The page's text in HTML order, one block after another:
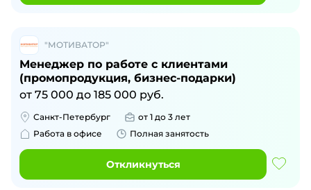
"МОТИВАТОР"
Менеджер по работе с клиентами
(промопродукция, бизнес-подарки)
от 75 000 до 185 000 руб.
Санкт-Петербург
от 1 до 3 лет
Работа в офисе
Полная занятость
Откликнуться